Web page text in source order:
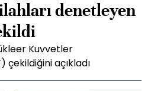
denetleyen
Kuvvetler
çekildiğini açıkladı